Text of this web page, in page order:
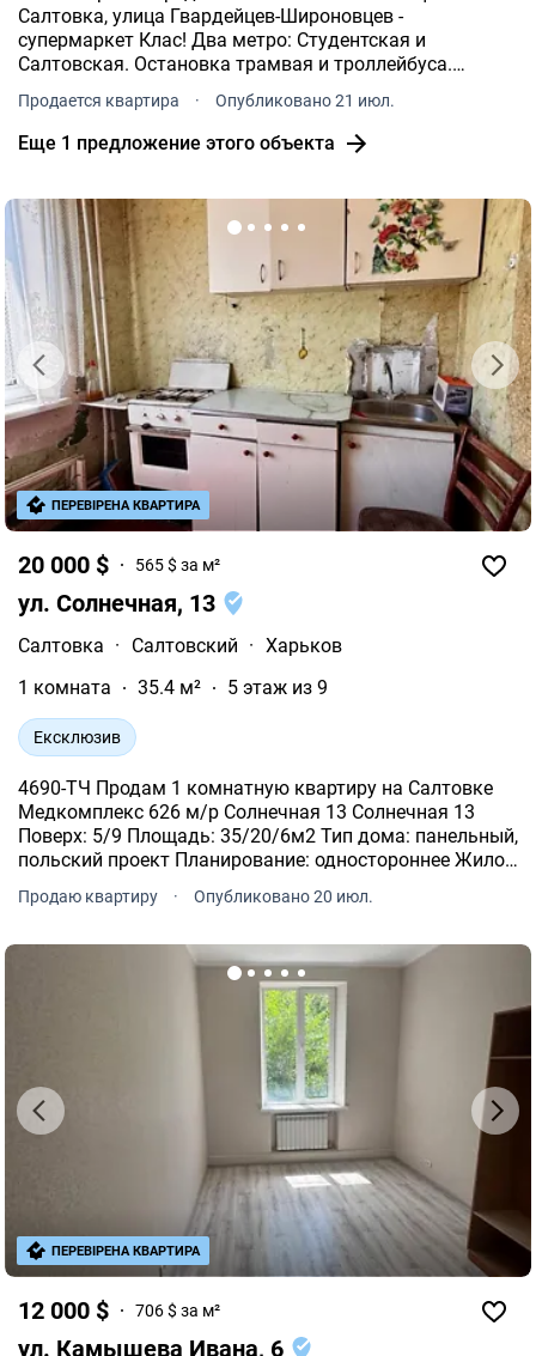
Салтовка, улица Гвардейцев-Широновцев -
супермаркет Клас! Два метро: Студентская и
Салтовская. Остановка трамвая и троллейбуса.
Множество магазинов, аптеки, отделения банка. Тихий
закрытый двор, достаточное количество парковочных
мест, детская площадка.
Продается квартира · Опубликовано 21 июл.
Еще 1 предложение этого объекта
20 000 $ 565 $ за м²
ул. Солнечная, 13
Салтовка · Салтовский · Харьков
1 комната
35.4 м² 5 этаж из 9
Ексклюзив
4690-ТЧ Продам 1 комнатную квартиру на Салтовке
Медкомплекс 626 м/р Солнечная 13 Солнечная 13
Поверх: 5/9 Площадь: 35/20/6м2 Тип дома: панельный,
польский проект Планирование: одностороннее Жилое
состояние, под ремонт, МПВ, санузел совмещенный,
продажа с мебелью и техникой. Цена: 20 000 у.е.
Продаю квартиру · Опубликовано 20 июл.
ПЕРЕВІРЕНА КВАРТИРА
12 000 $ 706 $ за м²
ул. Камышева Ивана, 6
ПЕРЕВІРЕНА КВАРТИРА